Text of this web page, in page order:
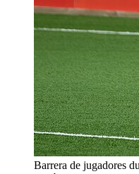
Barrera de jugadores